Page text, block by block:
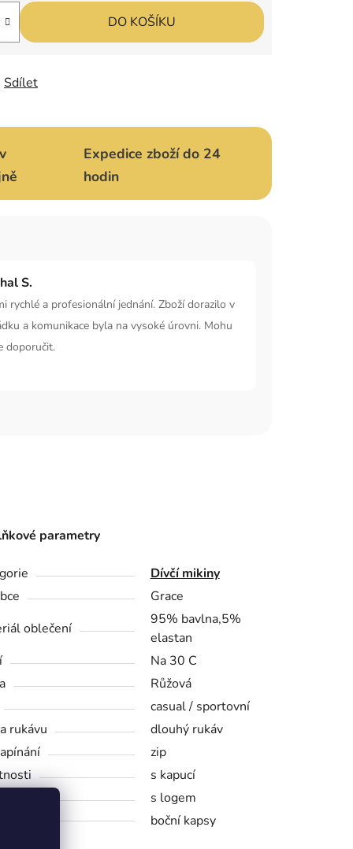
DO KOŠÍKU
Sdílet
Expedice zboží do 24
hodin
S.
rychlé a profesionální jednání. Zboží dorazilo v
a komunikace byla na vysoké úrovni. Mohu
doporučit.
parametry
Dívčí mikiny
Grace
oblečení
95% bavlna,5%
elastan
Na 30 C
Růžová
casual / sportovní
rukávu
dlouhý rukáv
zip
s kapucí
s logem
boční kapsy